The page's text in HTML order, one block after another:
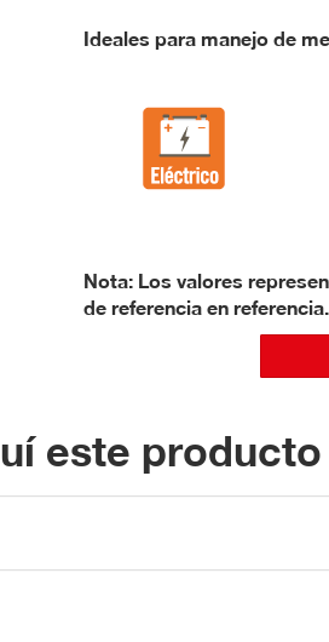
Ideales para manejo de
Nota: Los valores
de referencia en referencia.
este producto